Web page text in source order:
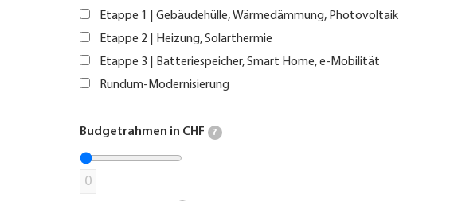
Etappe 1 | Gebäudehülle, Wärmedämmung, Photovoltaik
Etappe 2 | Heizung, Solarthermie
Etappe 3 | Batteriespeicher, Smart Home, e-Mobilität
Rundum-Modernisierung
Budgetrahmen in CHF ?
0